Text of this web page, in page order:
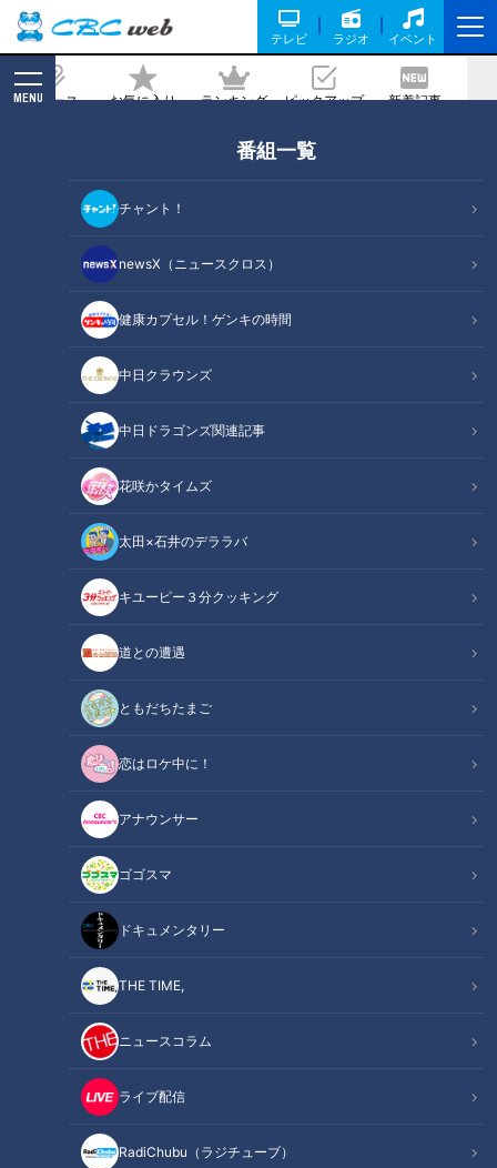
テレビ ラジオ イベント
ニュース お気に入り ランキング ピックアップ 新着記事
MENU
番組一覧
チャント！
newsX（ニュースクロス）
健康カプセル！ゲンキの時間
中日クラウンズ
中日ドラゴンズ関連記事
花咲かタイムズ
太田×石井のデララバ
キユーピー３分クッキング
道との遭遇
ともだちたまご
恋はロケ中に！
アナウンサー
ゴゴスマ
ドキュメンタリー
THE TIME,
ニュースコラム
ライブ配信
RadiChubu（ラジチューブ）
底紹介！3D海鮮丼＆大人版お子様ラン
チタワー＆究極の石焼きカツカレー
2023/04/06 17:20
花咲かタイムズ
うなずキング
東海地方の“見た目のインパクトが抜群のグルメ”を番組が独自
に調査し厳選！驚くこと間違いなしのインパクトめしを紹介し
ました。
器から飛び出たかわいい爆盛り海鮮丼
大人版お子様ランチタワー
アツアツ石焼きカツカレー
オススメ関連コンテンツ
器から飛び出たかわいい爆盛り海鮮丼